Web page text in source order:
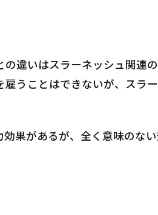
の違いはスラーネッシュ関連
雇うことはできないが、スラ
果があるが、全く意味のな